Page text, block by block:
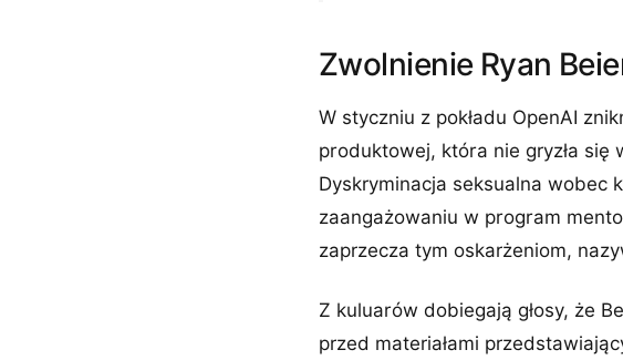
Zwolnienie Ryan
W styczniu z pokładu OpenAI
produktowej, która nie gryzła
Dyskryminacja seksualna wobec
zaangażowaniu w program
zaprzecza tym oskarżeniom,
Z kuluarów dobiegają głosy, że
przed materiałami